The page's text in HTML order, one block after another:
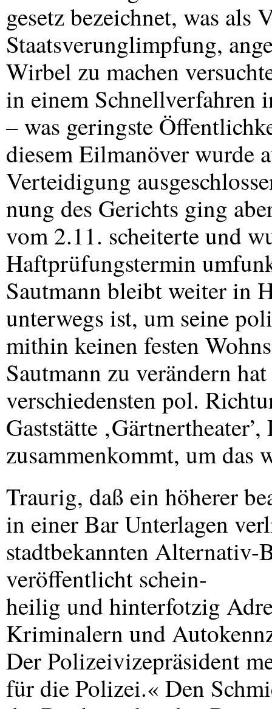
gesetz bezeichnet, was als
Staatsverunglimpfung,
Wirbel zu machen
in einem Schnellverfahren
– was geringste
diesem Eilmanöver wurde
Verteidigung
nung des Gerichts ging
vom 2.11. scheiterte und
Haftprüfungstermin
Sautmann bleibt weiter in
unterwegs ist, um seine
mithin keinen festen
Sautmann zu verändern
verschiedensten pol.
Gaststätte
zusammenkommt, um das
Traurig, daß ein höherer
in einer Bar Unterlagen
stadtbekannten Alternativ-
veröffentlicht schein-
heilig und hinterfotzig
Kriminalern und
Der Polizeivizepräsident
für die Polizei.« Den